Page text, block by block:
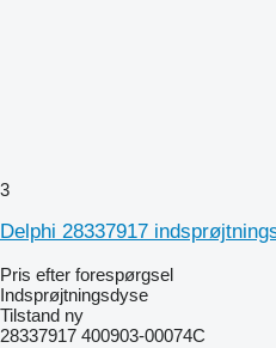
3
Delphi 28337917
Pris efter forespørgsel
Indsprøjtningsdyse
Tilstand ny
28337917 400903-00074C